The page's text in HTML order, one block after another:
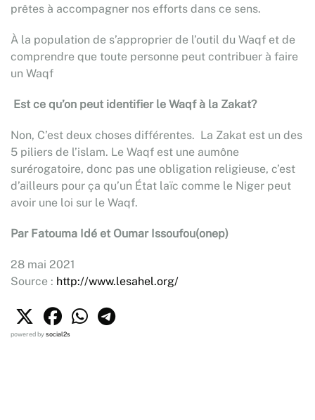
prêtes à accompagner nos efforts dans ce sens.
À la population de s’approprier de l’outil du Waqf et de
comprendre que toute personne peut contribuer à faire
un Waqf
Est ce qu’on peut identifier le Waqf à la Zakat?
Non, C’est deux choses différentes. La Zakat est un des
5 piliers de l’islam. Le Waqf est une aumône
surérogatoire, donc pas une obligation religieuse, c’est
d’ailleurs pour ça qu’un État laïc comme le Niger peut
avoir une loi sur le Waqf.
Par Fatouma Idé et Oumar Issoufou(onep)
28 mai 2021
Source : http://www.lesahel.org/
powered bysocial2s